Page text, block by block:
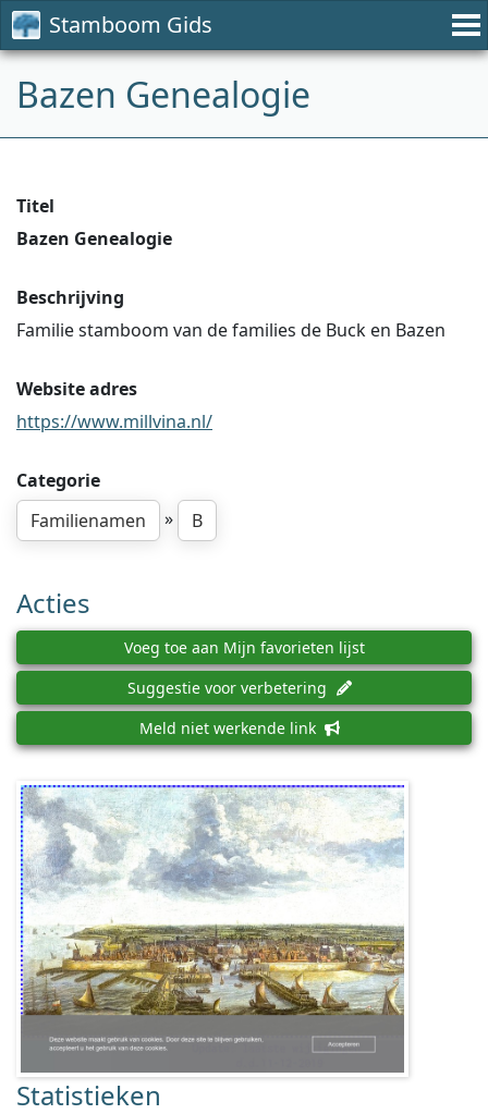
Stamboom Gids
Bazen Genealogie
Titel
Bazen Genealogie
Beschrijving
Familie stamboom van de families de Buck en Bazen
Website adres
https://www.millvina.nl/
Categorie
Familienamen
» B
Acties
Voeg toe aan Mijn favorieten lijst
Suggestie voor verbetering
Meld niet werkende link
Statistieken